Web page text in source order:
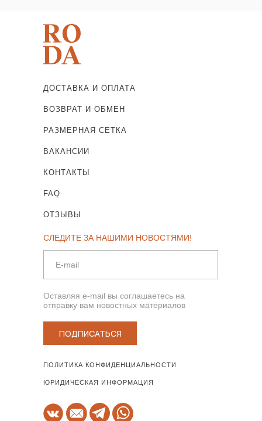
ПОЛИТИКА КОНФИДЕНЦИАЛЬНОСТИ
ЮРИДИЧЕСКАЯ ИНФОРМАЦИЯ
РАЗМЕРНАЯ СЕТКА
ДОСТАВКА И ОПЛАТА
КОНТАКТЫ
FAQ
ОТЗЫВЫ
СЛЕДИТЕ ЗА НАШИМИ НОВОСТЯМИ!
Оставляя e-mail вы соглашаетесь на
отправку вам новостных материалов
ПОДПИСАТЬСЯ
ВОЗВРАТ И ОБМЕН
ВАКАНСИИ